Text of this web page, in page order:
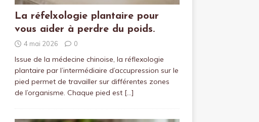
La réfelxologie plantaire pour
vous aider à perdre du poids.
4 mai 2026 0
Issue de la médecine chinoise, la réflexologie
plantaire par l’intermédiaire d’accupression sur le
pied permet de travailler sur différentes zones
de l’organisme. Chaque pied est […]